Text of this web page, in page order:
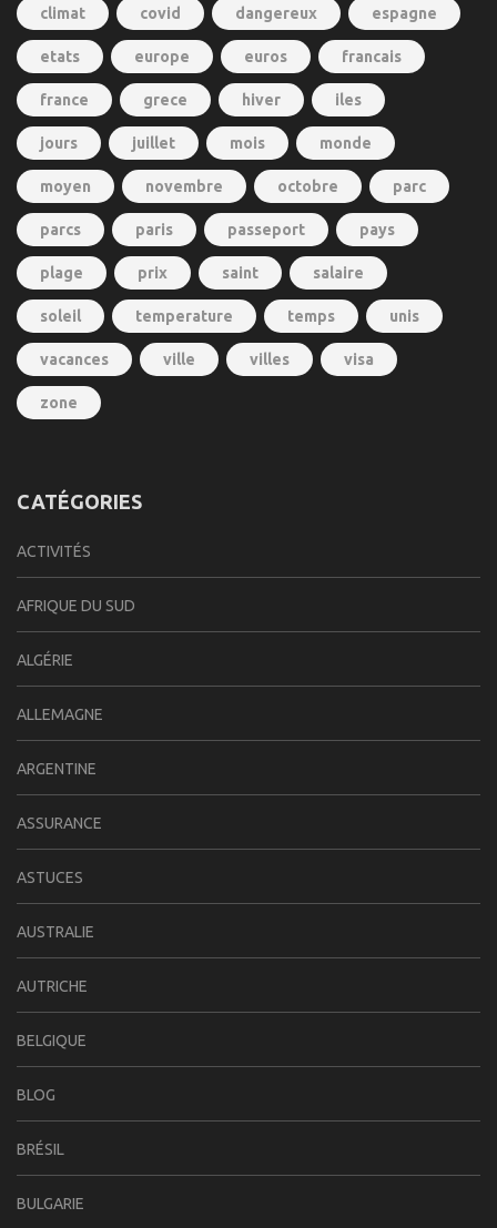
climat covid dangereux espagne
etats europe euros francais
france grece hiver iles
jours juillet mois monde
moyen novembre octobre parc
parcs paris passeport pays
plage prix saint salaire
soleil temperature temps unis
vacances ville villes visa
zone
CATÉGORIES
ACTIVITÉS
AFRIQUE DU SUD
ALGÉRIE
ALLEMAGNE
ARGENTINE
ASSURANCE
ASTUCES
AUSTRALIE
AUTRICHE
BELGIQUE
BLOG
BRÉSIL
BULGARIE